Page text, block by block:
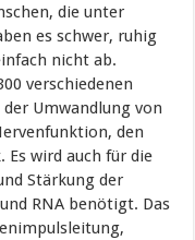
die unter
es schwer, ruhig
nicht ab.
verschiedenen
Umwandlung von
den
Es wird auch für die
Stärkung der
RNA benötigt. Das